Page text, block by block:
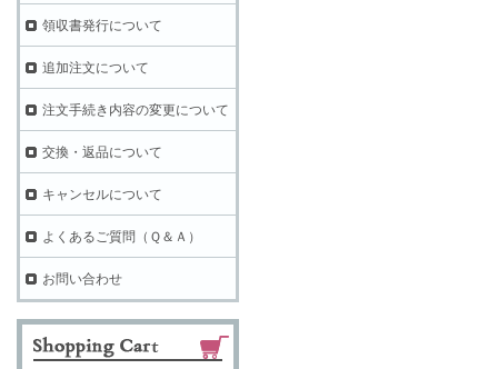
領収書発行について
追加注文について
注文手続き内容の変更について
交換・返品について
キャンセルについて
よくあるご質問（Ｑ＆Ａ）
お問い合わせ